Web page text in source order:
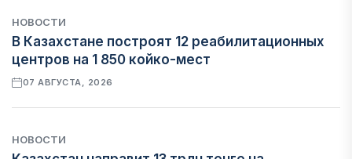
НОВОСТИ
В Казахстане построят 12 реабилитационных
центров на 1 850 койко-мест
07 АВГУСТА, 2026
НОВОСТИ